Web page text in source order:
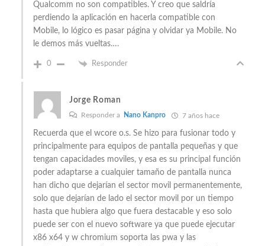
Qualcomm no son compatibles. Y creo que saldría
perdiendo la aplicación en hacerla compatible con
Mobile, lo lógico es pasar página y olvidar ya Mobile. No
le demos más vueltas….
0 Responder
Jorge Roman
Responder a Nano Kanpro 7 años hace
Recuerda que el wcore o.s. Se hizo para fusionar todo y
principalmente para equipos de pantalla pequeñas y que
tengan capacidades moviles, y esa es su principal función
poder adaptarse a cualquier tamaño de pantalla nunca
han dicho que dejarían el sector movil permanentemente,
solo que dejarían de lado el sector movil por un tiempo
hasta que hubiera algo que fuera destacable y eso solo
puede ser con el nuevo software ya que puede ejecutar
x86 x64 y w chromium soporta las pwa y las